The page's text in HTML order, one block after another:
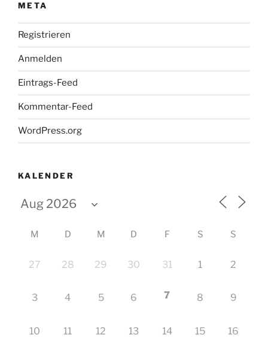
META
Registrieren
Anmelden
Eintrags-Feed
Kommentar-Feed
WordPress.org
KALENDER
M D M D F S S
27 28 29 30 31 1 2
3 4 5 6 7 8 9
10 11 12 13 14 15 16